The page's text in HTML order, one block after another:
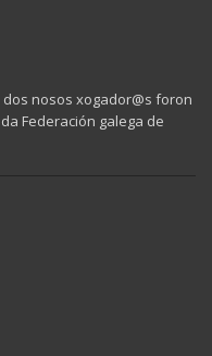
nosos xogador@s foron
Federación galega de